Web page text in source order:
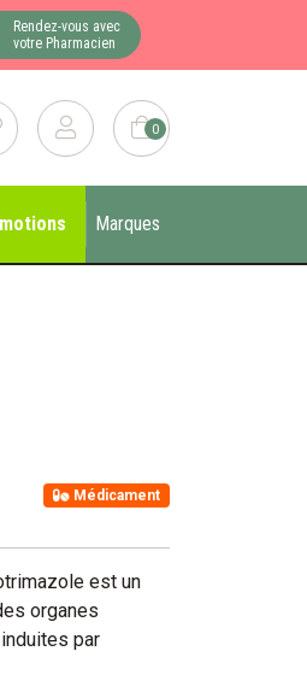
Rendez-vous avec
votre Pharmacien
0
Marques
Médicament
est un
organes
par